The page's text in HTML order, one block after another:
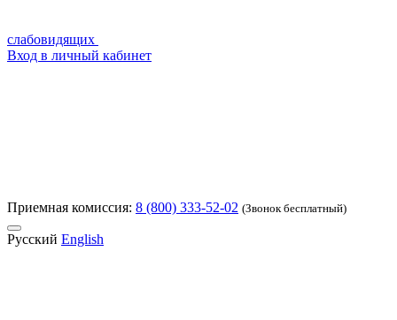
слабовидящих
Вход в личный кабинет
Приемная комиссия: 8 (800) 333-52-02 (Звонок бесплатный)
Русский English